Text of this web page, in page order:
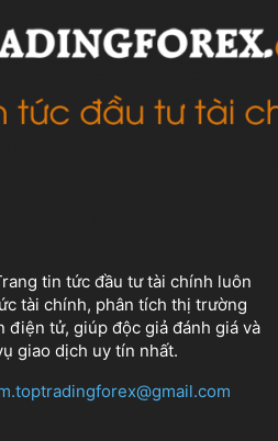
tin tức đầu tư tài chính luôn
tài chính, phân tích thị trường
điện tử, giúp độc giả đánh giá và
giao dịch uy tín nhất.